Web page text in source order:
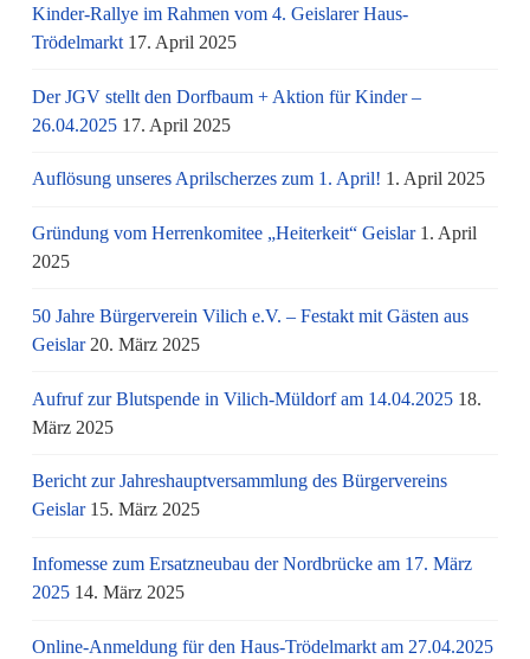
Kinder-Rallye im Rahmen vom 4. Geislarer Haus-
Trödelmarkt 17. April 2025
Der JGV stellt den Dorfbaum + Aktion für Kinder –
26.04.2025 17. April 2025
Auflösung unseres Aprilscherzes zum 1. April! 1. April 2025
Gründung vom Herrenkomitee „Heiterkeit“ Geislar 1. April
2025
50 Jahre Bürgerverein Vilich e.V. – Festakt mit Gästen aus
Geislar 20. März 2025
Aufruf zur Blutspende in Vilich-Müldorf am 14.04.2025 18.
März 2025
Bericht zur Jahreshauptversammlung des Bürgervereins
Geislar 15. März 2025
Infomesse zum Ersatzneubau der Nordbrücke am 17. März
2025 14. März 2025
Online-Anmeldung für den Haus-Trödelmarkt am 27.04.2025